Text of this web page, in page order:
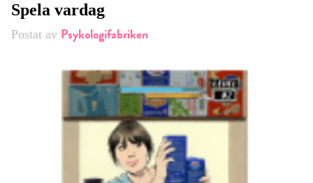
Spela vardag
Postat av Psykologifabriken